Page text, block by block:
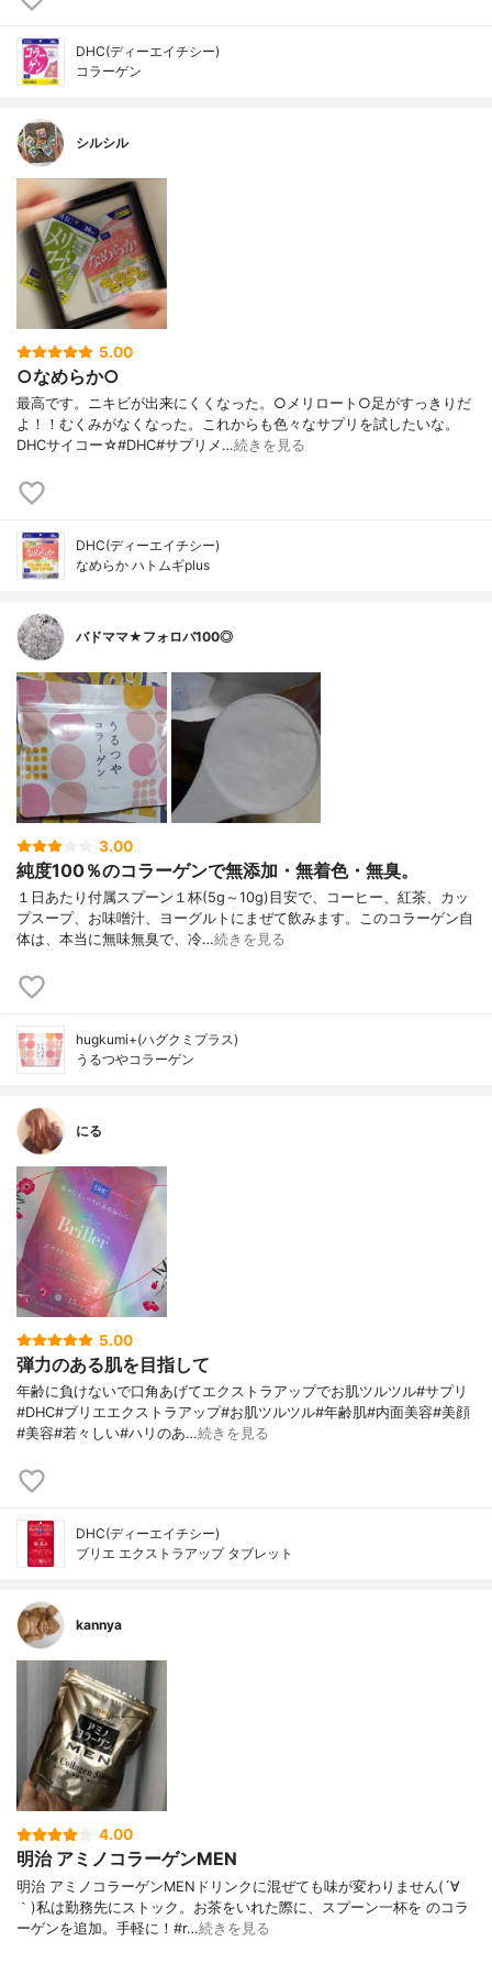
DHC(ディーエイチシー)
コラーゲン
シルシル
5.00
○なめらか○
最高です。ニキビが出来にくくなった。○メリロート○足がすっきりだ
よ！！むくみがなくなった。これからも色々なサプリを試したいな。
DHCサイコー☆#DHC#サプリメ…続きを見る
DHC(ディーエイチシー)
なめらか ハトムギplus
バドママ★フォロバ100◎
3.00
純度100％のコラーゲンで無添加・無着色・無臭。
１日あたり付属スプーン１杯(5g～10g)目安で、コーヒー、紅茶、カッ
プスープ、お味噌汁、ヨーグルトにまぜて飲みます。このコラーゲン自
体は、本当に無味無臭で、冷…続きを見る
hugkumi+(ハグクミプラス)
うるつやコラーゲン
にる
5.00
弾力のある肌を目指して
年齢に負けないで口角あげてエクストラアップでお肌ツルツル#サプリ
#DHC#ブリエエクストラアップ#お肌ツルツル#年齢肌#内面美容#美顔
#美容#若々しい#ハリのあ…続きを見る
DHC(ディーエイチシー)
ブリエ エクストラアップ タブレット
kannya
4.00
明治 アミノコラーゲンMEN
明治 アミノコラーゲンMENドリンクに混ぜても味が変わりません(´∀
｀)私は勤務先にストック。お茶をいれた際に、スプーン一杯を のコラ
ーゲンを追加。手軽に！#r…続きを見る